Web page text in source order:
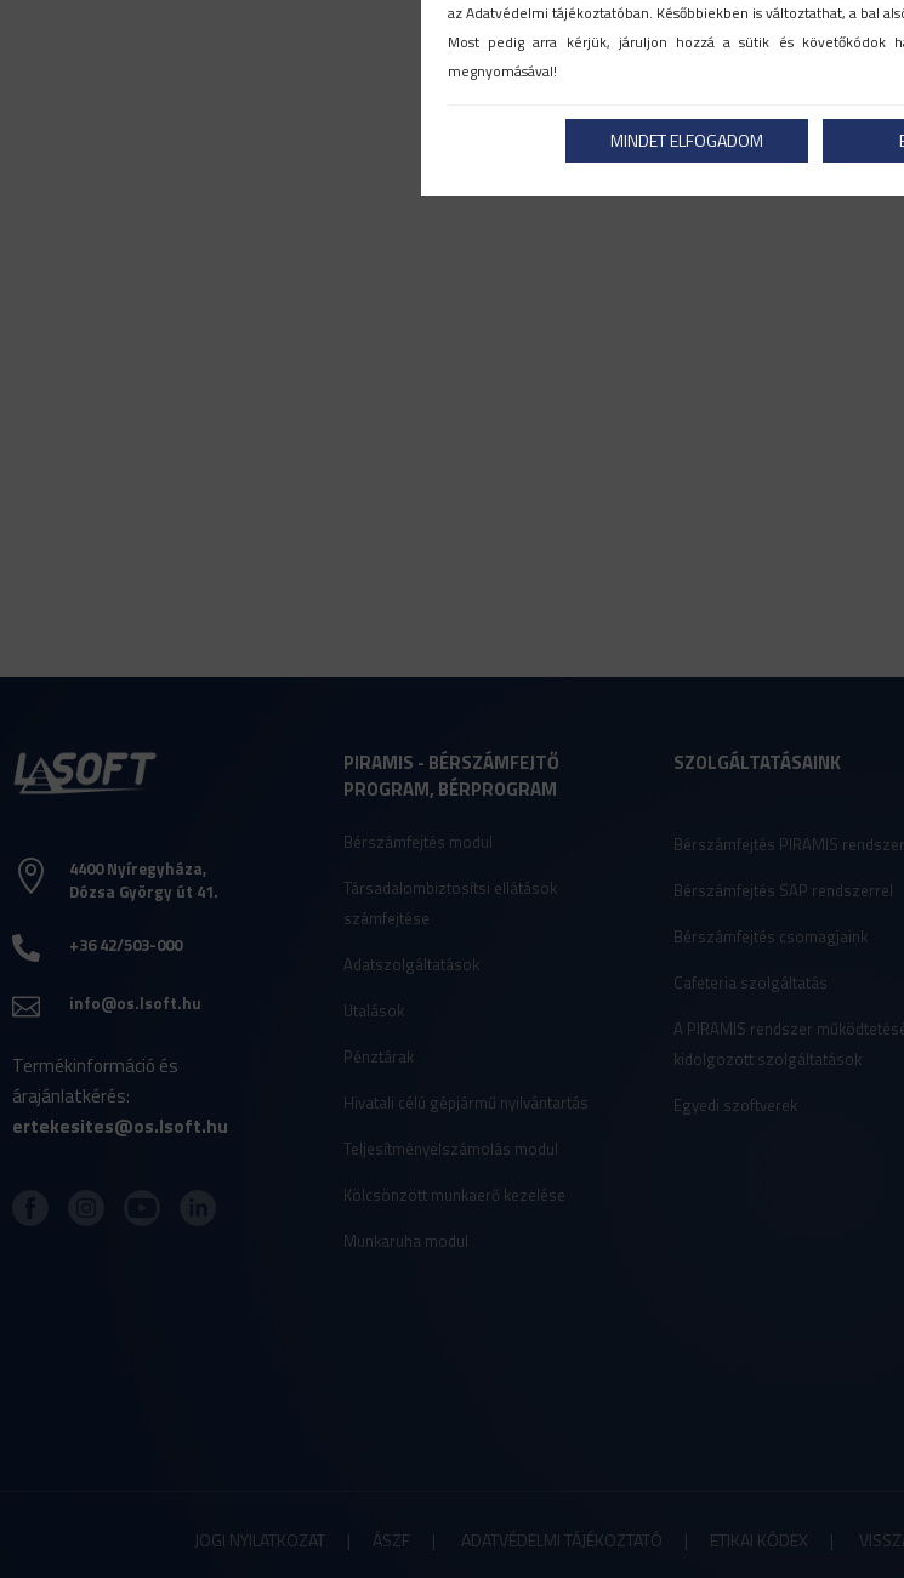

4400 Nyíregyháza,
Dózsa György út 41.
 +36 42/503-000
 info@os.lsoft.hu
Termékinformáció és
árajánlatkérés:
ertekesites@os.lsoft.hu
PIRAMIS - BÉRSZÁMFEJTŐ
PROGRAM, BÉRPROGRAM
Bérszámfejtés modul
Társadalombiztosítsi ellátások
számfejtése
Adatszolgáltatások
Utalások
Pénztárak
Hivatali célú gépjármű nyilvántartás
Teljesítményelszámolás modul
Kölcsönzött munkaerő kezelése
Munkaruha modul
SZOLGÁLTATÁSAINK
Bérszámfejtés PIRAMIS
Bérszámfejtés SAP rendszerrel
Bérszámfejtés csomagjaink
Cafeteria szolgáltatás
A PIRAMIS rendszer
kidolgozott szolgáltatások
Egyedi szoftverek
JOGI NYILATKOZAT | ÁSZF | ADATVÉDELMI TÁJÉKOZTATÓ | ETIKAI KÓDEX |
az Adatvédelmi tájékoztatóban. Későbbiekben is változtathat, a bal
Most pedig arra kérjük, járuljon hozzá a sütik és követőkódok
megnyomásával!
MINDET ELFOGADOM